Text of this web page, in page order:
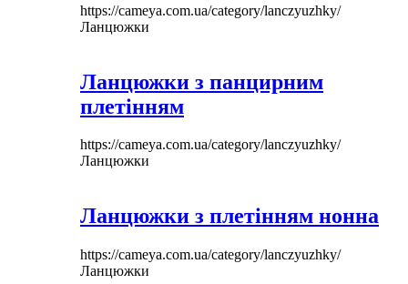
https://cameya.com.ua/category/lanczyuzhky/
Ланцюжки
Ланцюжки з панцирним
плетінням
https://cameya.com.ua/category/lanczyuzhky/
Ланцюжки
Ланцюжки з плетінням нонна
https://cameya.com.ua/category/lanczyuzhky/
Ланцюжки